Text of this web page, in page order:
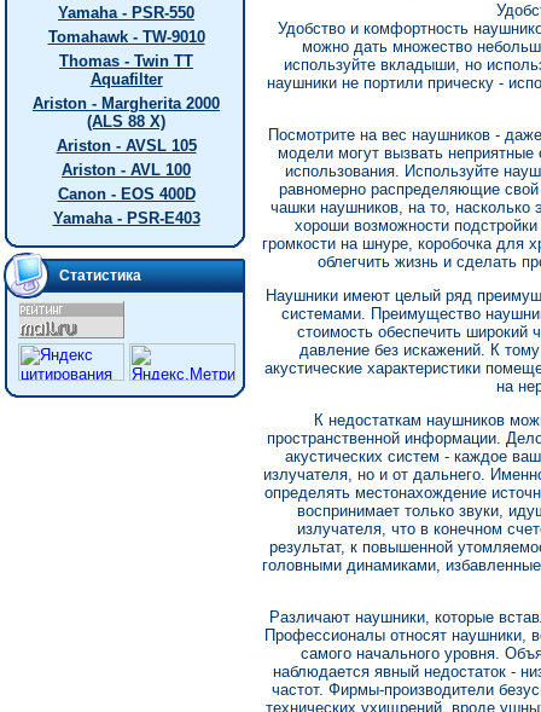
Yamaha - PSR-550
Tomahawk - TW-9010
Thomas - Twin TT
Aquafilter
Ariston - Margherita 2000
(ALS 88 X)
Ariston - AVSL 105
Ariston - AVL 100
Canon - EOS 400D
Yamaha - PSR-E403
Статистика
Удобство и комфортность
можно дать множество
используйте вкладыши, но
наушники не портили прическу -
Посмотрите на вес наушников -
модели могут вызвать
использования. Используйте
равномерно распределяющие
чашки наушников, на то, насколько
хороши возможности
громкости на шнуре, коробочка для
облегчить жизнь и сделать
Наушники имеют целый ряд
системами. Преимущество
стоимость обеспечить широкий
давление без искажений. К
акустические характеристики
на
К недостаткам наушников
пространственной информации.
акустических систем - каждое
излучателя, но и от дальнего.
определять местонахождение
воспринимает только звуки,
излучателя, что в конечном
результат, к повышенной
головными динамиками,
Различают наушники, которые
Профессионалы относят наушники,
самого начального уровня.
наблюдается явный недостаток -
частот. Фирмы-производители
технических ухищрений, вроде